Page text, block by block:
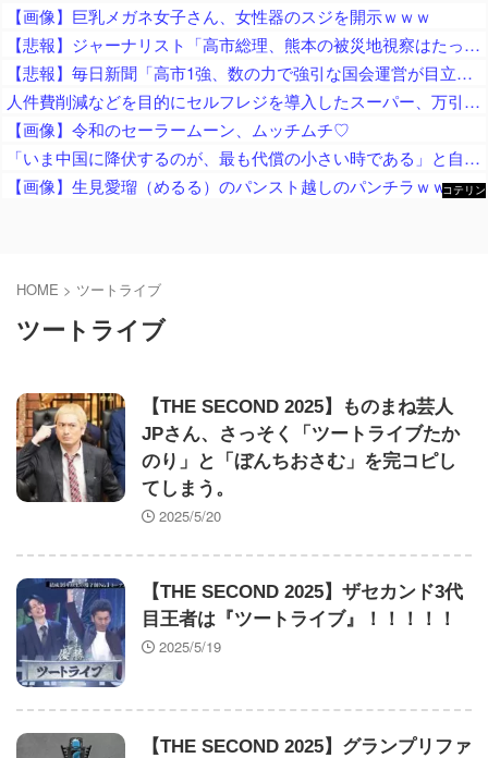
【画像】巨乳メガネ女子さん、女性器のスジを開示ｗｗｗ
【悲報】ジャーナリスト「高市総理、熊本の被災地視察はたったの3分！」 → ライブ動画で19分超の滞在が発覚 ｗｗｗｗｗｗｗｗｗｗｗｗｗｗｗ
【悲報】毎日新聞「高市1強、数の力で強引な国会運営が目立つ！」→ 松井一郎氏「選挙で圧勝したから公約実現は当然でしょ？」ｗｗｗｗｗｗｗｗｗｗｗｗｗｗ
人件費削減などを目的にセルフレジを導入したスーパー、万引き被害が急増 被害額は推定約５００万円
【画像】令和のセーラームーン、ムッチムチ♡
「いま中国に降伏するのが、最も代償の小さい時である」と自称・安保専門家が指摘、「これって8年前の記事のコピーでは？」と中国人からも困惑の声が……
【画像】生見愛瑠（めるる）のパンスト越しのパンチラｗｗｗｗｗ
コテリン
HOME > ツートライブ
ツートライブ
【THE SECOND 2025】ものまね芸人
JPさん、さっそく「ツートライブたか
のり」と「ぼんちおさむ」を完コピし
てしまう。
2025/5/20
【THE SECOND 2025】ザセカンド3代
目王者は『ツートライブ』！！！！！
2025/5/19
【THE SECOND 2025】グランプリファ